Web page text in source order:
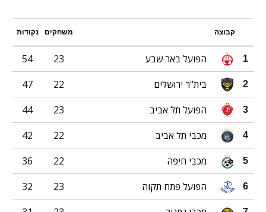
קבוצה משחקים נקודות
1 הפועל באר שבע 23
54
2 בית"ר ירושלים 22
47
3 הפועל תל אביב 23
44
4 מכבי תל אביב 22
42
5 מכבי חיפה 22
36
6 הפועל פתח תקוה 23
32